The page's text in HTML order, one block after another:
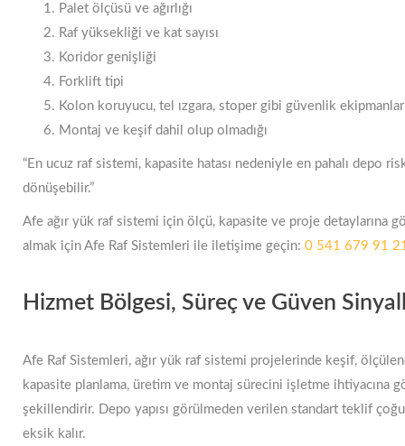
Palet ölçüsü ve ağırlığı
Raf yüksekliği ve kat sayısı
Koridor genişliği
Forklift tipi
Kolon koruyucu, tel ızgara, stoper gibi güvenlik
Montaj ve keşif dahil olup olmadığı
“En ucuz raf sistemi, kapasite hatası nedeniyle en pahalı depo
dönüşebilir.”
Afe ağır yük raf sistemi için ölçü, kapasite ve proje detaylarına
almak için Afe Raf Sistemleri ile iletişime geçin: 0 541 679 91
Hizmet Bölgesi, Süreç ve Güven
Afe Raf Sistemleri, ağır yük raf sistemi projelerinde keşif,
kapasite planlama, üretim ve montaj sürecini işletme ihtiyacına
şekillendirir. Depo yapısı görülmeden verilen standart teklif
eksik kalır.